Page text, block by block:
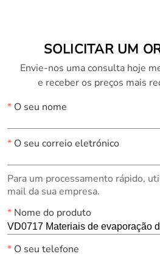
SOLICITAR UM
Envie-nos uma consulta hoje
e receber os preços mais
*O seu nome
*O seu correio eletrónico
Para um processamento rápido,
mail da sua empresa.
*Nome do produto
*O seu telefone